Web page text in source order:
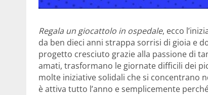
Regala un giocattolo in ospedale, ecco
da ben dieci anni strappa sorrisi di gioia e
progetto cresciuto grazie alla passione di
amati, trasformano le giornate difficili dei
molte iniziative solidali che si concentrano
è attiva tutto l’anno e semplicemente